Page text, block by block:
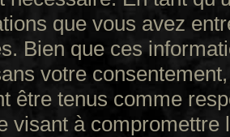
que vous avez
Bien que ces
votre
être tenus comme
visant à compromettre